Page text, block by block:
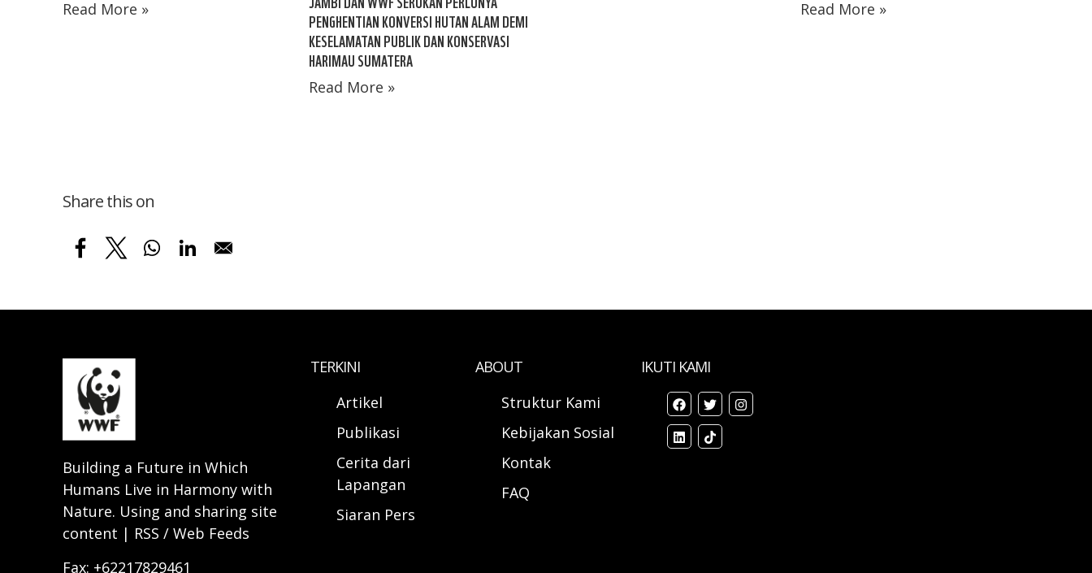
Read More »
PENGHENTIAN KONVERSI HUTAN ALAM DEMI
KESELAMATAN PUBLIK DAN KONSERVASI
HARIMAU SUMATERA
Read More »
Read More »
Share this on
Building a Future in Which
Humans Live in Harmony with
Nature. Using and sharing site
content | RSS / Web Feeds
Fax: +62217829461
TERKINI
Artikel
Publikasi
Cerita dari
Lapangan
Siaran Pers
ABOUT
Struktur Kami
Kebijakan Sosial
Kontak
FAQ
IKUTI KAMI